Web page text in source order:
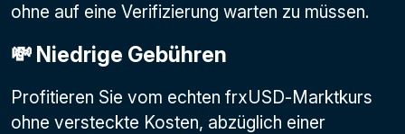
ohne auf eine Verifizierung warten zu müssen.
💸 Niedrige Gebühren
Profitieren Sie vom echten frxUSD-Marktkurs
ohne versteckte Kosten, abzüglich einer